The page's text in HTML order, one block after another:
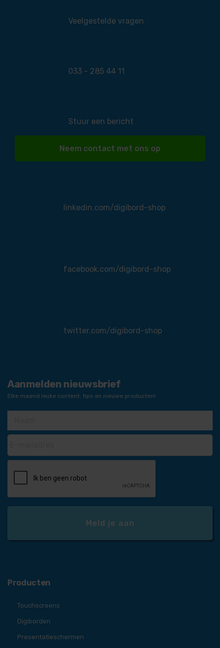
Veelgestelde vragen
033 - 285 44 11
Stuur een bericht
Neem contact met ons op
linkedin.com/digibord-shop
facebook.com/digibord-shop
twitter.com/digibord-shop
Aanmelden nieuwsbrief
Elke maand leuke content, tips en nieuwe producten!
Producten
Touchscreens
Digiborden
Presentatieschermen